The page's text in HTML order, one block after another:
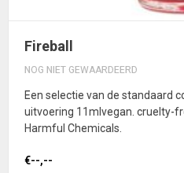
Fireball
NOG NIET GEWAARDEERD
Een selectie van de standaard
uitvoering 11mlvegan. cruelty-
Harmful Chemicals.
€--,--